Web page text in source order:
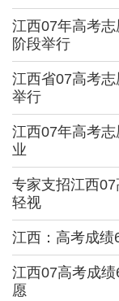
江西07年高考
阶段举行
江西省07高考
举行
江西07年高考
业
专家支招江西
轻视
江西：高考成绩
江西07高考成
愿